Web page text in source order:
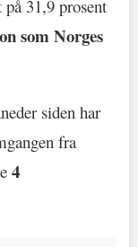
31,9 prosent
som Norges
siden har
fra
4